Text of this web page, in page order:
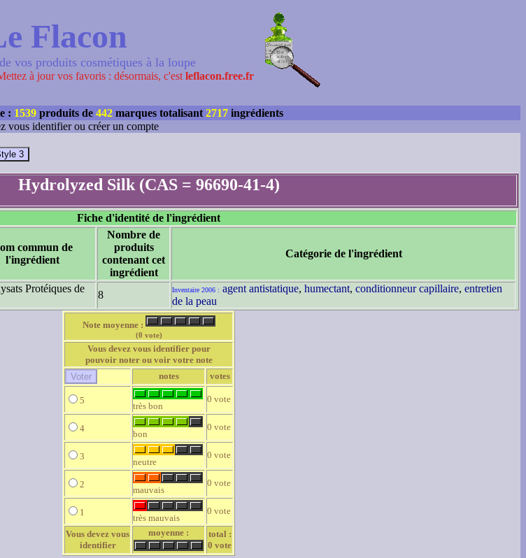
Flacon
vos produits cosmétiques à la loupe
à jour vos favoris : désormais, c'est leflacon.free.fr
: 1539 produits de 442 marques totalisant 2717 ingrédients
vous identifier ou créer un compte
Hydrolyzed Silk (CAS = 96690-41-4)
Fiche d'identité de l'ingrédient
commun de
l'ingrédient
Nombre de
produits
contenant cet
ingrédient
Catégorie de l'ingrédient
Protéiques de
8 Inventaire 2006 : agent antistatique, humectant, conditionneur capillaire, entretien
de la peau
Note moyenne :
(0 vote)
Vous devez vous identifier pour
pouvoir noter ou voir votre note
notes
votes
5
très bon
0 vote
4
bon
0 vote
3
neutre
0 vote
2
mauvais
0 vote
1
très mauvais
0 vote
Vous devez vous
identifier
moyenne :
total :
0 vote